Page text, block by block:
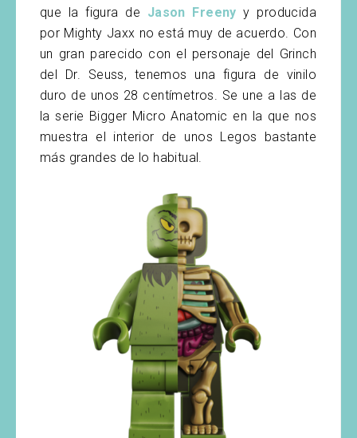
que la figura de Jason Freeny y producida
por Mighty Jaxx no está muy de acuerdo. Con
un gran parecido con el personaje del Grinch
del Dr. Seuss, tenemos una figura de vinilo
duro de unos 28 centímetros. Se une a las de
la serie Bigger Micro Anatomic en la que nos
muestra el interior de unos Legos bastante
más grandes de lo habitual.